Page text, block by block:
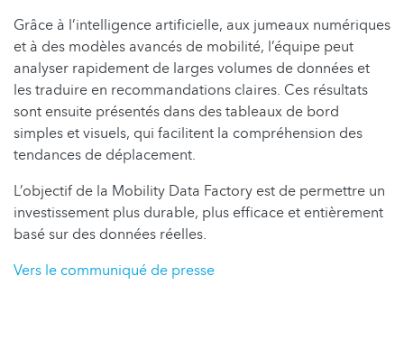
Grâce à l’intelligence artificielle, aux jumeaux numériques
et à des modèles avancés de mobilité, l’équipe peut
analyser rapidement de larges volumes de données et
les traduire en recommandations claires. Ces résultats
sont ensuite présentés dans des tableaux de bord
simples et visuels, qui facilitent la compréhension des
tendances de déplacement.
L’objectif de la Mobility Data Factory est de permettre un
investissement plus durable, plus efficace et entièrement
basé sur des données réelles.
Vers le communiqué de presse